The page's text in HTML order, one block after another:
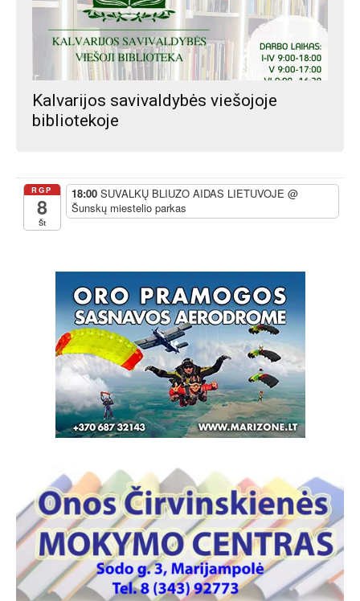
Kalvarijos savivaldybės viešojoje
bibliotekoje
RGP
8
Št
18:00 SUVALKŲ BLIUZO AIDAS LIETUVOJE @
Šunskų miestelio parkas